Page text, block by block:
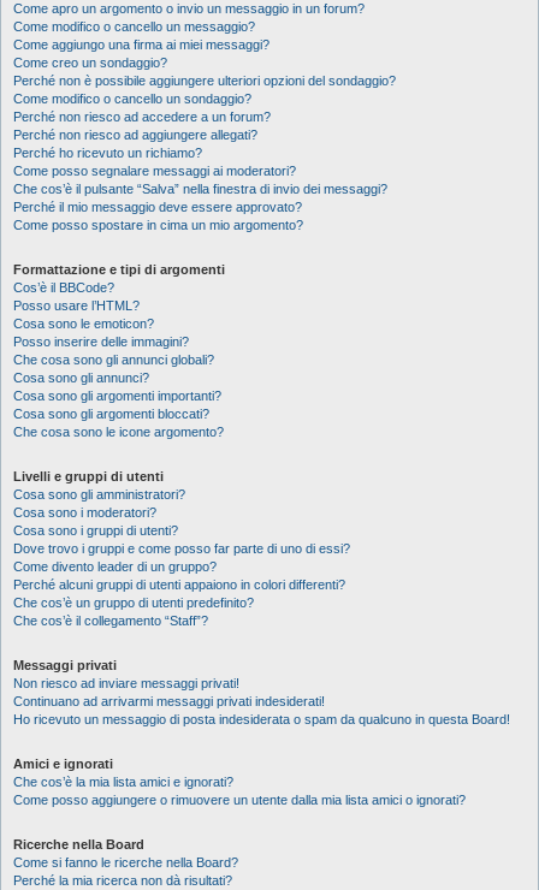
Come apro un argomento o invio un messaggio in un forum?
Come modifico o cancello un messaggio?
Come aggiungo una firma ai miei messaggi?
Come creo un sondaggio?
Perché non è possibile aggiungere ulteriori opzioni del sondaggio?
Come modifico o cancello un sondaggio?
Perché non riesco ad accedere a un forum?
Perché non riesco ad aggiungere allegati?
Perché ho ricevuto un richiamo?
Come posso segnalare messaggi ai moderatori?
Che cos’è il pulsante “Salva” nella finestra di invio dei messaggi?
Perché il mio messaggio deve essere approvato?
Come posso spostare in cima un mio argomento?
Formattazione e tipi di argomenti
Cos’è il BBCode?
Posso usare l’HTML?
Cosa sono le emoticon?
Posso inserire delle immagini?
Che cosa sono gli annunci globali?
Cosa sono gli annunci?
Cosa sono gli argomenti importanti?
Cosa sono gli argomenti bloccati?
Che cosa sono le icone argomento?
Livelli e gruppi di utenti
Cosa sono gli amministratori?
Cosa sono i moderatori?
Cosa sono i gruppi di utenti?
Dove trovo i gruppi e come posso far parte di uno di essi?
Come divento leader di un gruppo?
Perché alcuni gruppi di utenti appaiono in colori differenti?
Che cos’è un gruppo di utenti predefinito?
Che cos’è il collegamento “Staff”?
Messaggi privati
Non riesco ad inviare messaggi privati!
Continuano ad arrivarmi messaggi privati indesiderati!
Ho ricevuto un messaggio di posta indesiderata o spam da qualcuno in questa Board!
Amici e ignorati
Che cos’è la mia lista amici e ignorati?
Come posso aggiungere o rimuovere un utente dalla mia lista amici o ignorati?
Ricerche nella Board
Come si fanno le ricerche nella Board?
Perché la mia ricerca non dà risultati?